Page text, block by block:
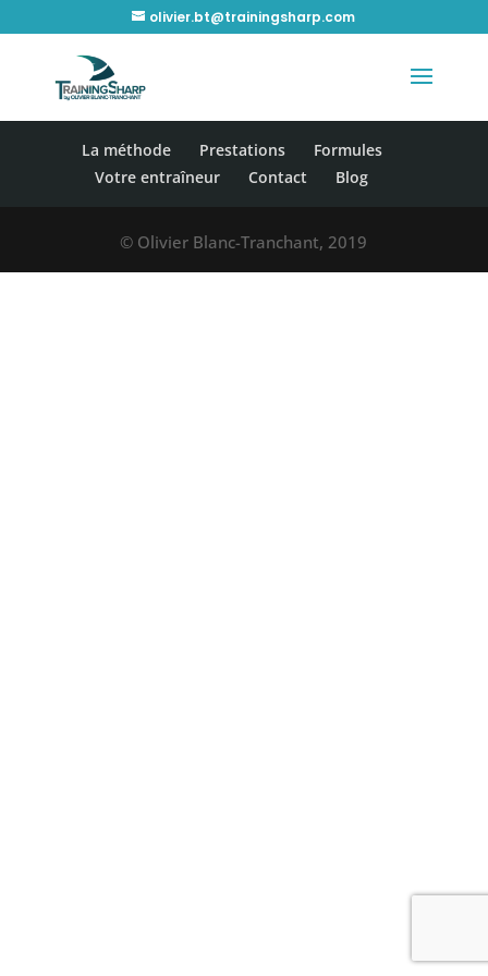
olivier.bt@trainingsharp.com
La méthode Prestations
Formules
Votre entraîneur
Contact Blog
© Olivier Blanc-Tranchant, 2019